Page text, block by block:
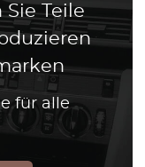
Teile
für alle